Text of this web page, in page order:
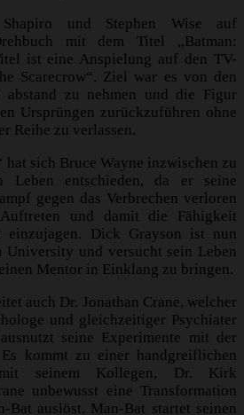
und Stephen Wise auf
mit dem Titel „Batman:
ist eine Anspielung auf den TV-
Scarecrow“. Ziel war es von den
abstand zu nehmen und die Figur
Ursprüngen zurückzuführen ohne
Reihe zu verlassen.
hat sich Bruce Wayne inzwischen zu
Leben entschieden, da er seine
gegen das Verbrechen verloren
und damit die Fähigkeit
einzujagen. Dick Grayson ist nun
University und versucht sein Leben
Mentor in Einklang zu bringen.
auch Dr. Jonathan Crane, welcher
und gleichzeitiger Psychiater
seine Experimente mit der
kommt zu einer handgreiflichen
mit seinem Kollegen, Dr. Kirk
unbewusst eine Transformation
Bat auslöst. Man-Bat startet seinen